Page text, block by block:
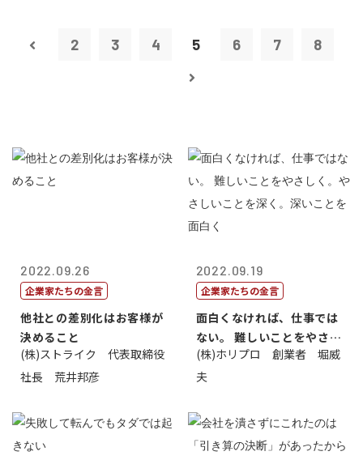
2 3 4 5 6 7 8
2022.09.26
企業家たちの金言
他社との差別化はお客様が
決めること
(株)ストライク 代表取締役
社長 荒井邦彦
2022.09.19
企業家たちの金言
面白くなければ、仕事では
ない。 難しいことをやさし
く。やさし...
(株)ホリプロ 創業者 堀威
夫